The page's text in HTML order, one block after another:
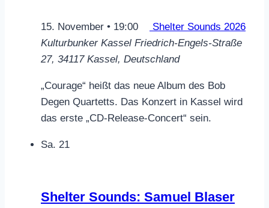
15. November • 19:00
Shelter Sounds 2026
Kulturbunker Kassel Friedrich-Engels-Straße
27, 34117 Kassel, Deutschland
„Courage“ heißt das neue Album des Bob
Degen Quartetts. Das Konzert in Kassel wird
das erste „CD-Release-Concert“ sein.
Sa. 21
Shelter Sounds: Samuel Blaser